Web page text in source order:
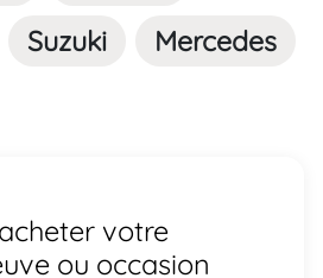
Suzuki Mercedes
votre
ou occasion